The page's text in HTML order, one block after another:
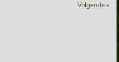
Volgende»